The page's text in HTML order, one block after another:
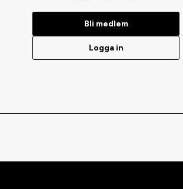
Bli medlem
Logga in